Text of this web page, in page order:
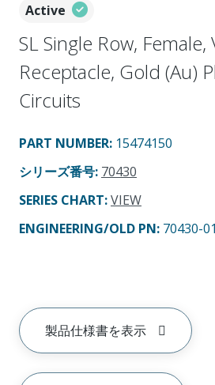
Active
SL Single Row,
Receptacle, Gold (Au)
Circuits
PART NUMBER: 15474150
シリーズ番号: 70430
SERIES CHART:VIEW
ENGINEERING/OLD PN: 70430-
製品仕様書を表示